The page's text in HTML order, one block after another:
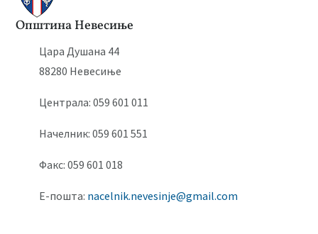
Општина Невесиње
Цара Душана 44
88280 Невесиње
Централа: 059 601 011
Начелник: 059 601 551
Факс: 059 601 018
Е-пошта: nacelnik.nevesinje@gmail.com